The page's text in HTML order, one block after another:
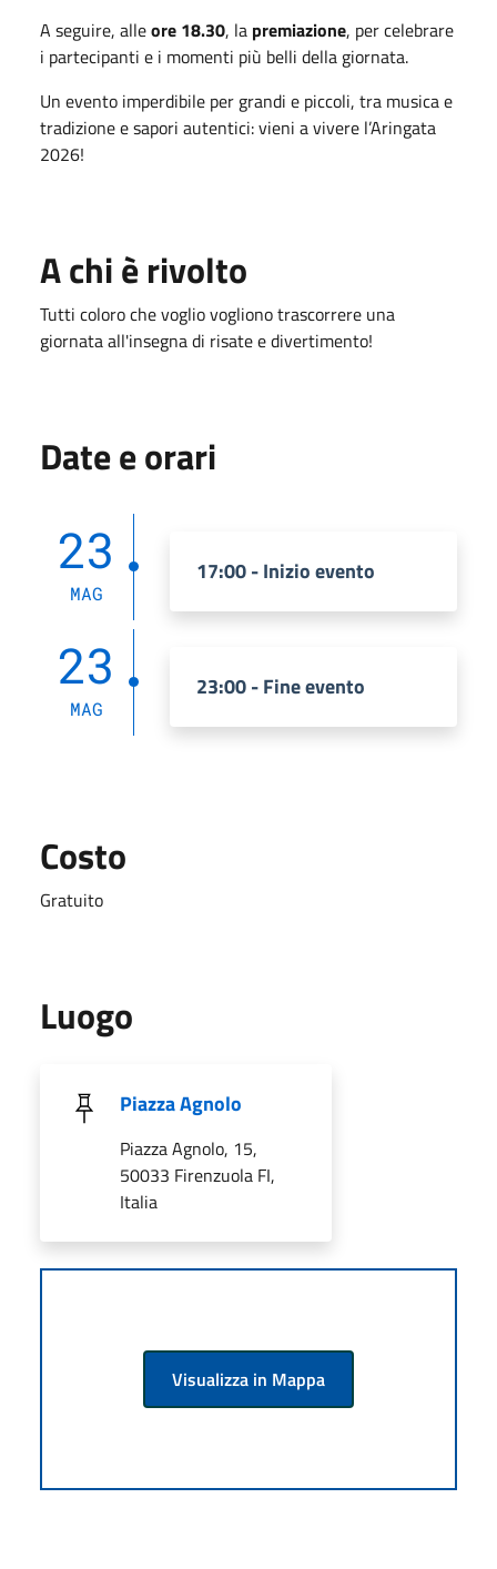
A seguire, alleore 18.30, la premiazione, per celebrare
i partecipanti e i momenti più belli della giornata.
Un evento imperdibile per grandi e piccoli, tra musica e
tradizione e sapori autentici: vieni a vivere l’Aringata
2026!
A chi è rivolto
Tutti coloro che voglio vogliono trascorrere una
giornata all'insegna di risate e divertimento!
Date e orari
23
MAG
17:00 - Inizio evento
23
MAG
23:00 - Fine evento
Costo
Gratuito
Luogo
Piazza Agnolo
Piazza Agnolo, 15,
50033 Firenzuola FI,
Italia
Visualizza in Mappa